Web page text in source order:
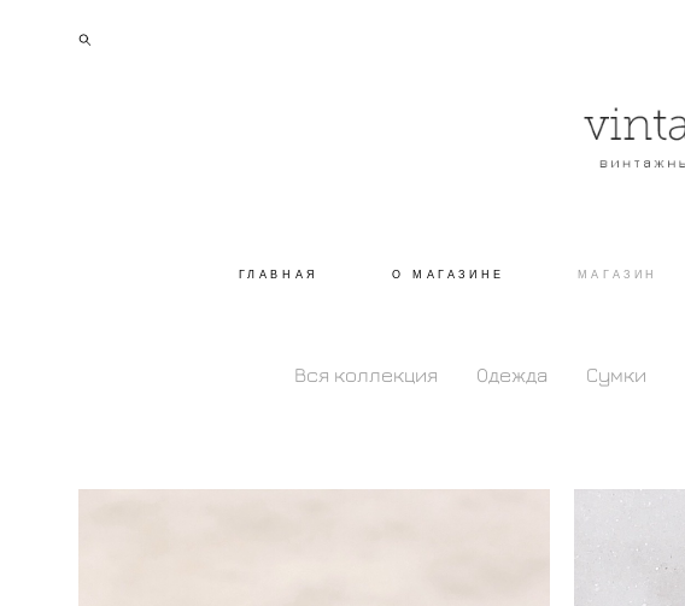
ГЛАВНАЯ О МАГАЗИНЕ МАГАЗИН
Вся коллекция Одежда Сумки